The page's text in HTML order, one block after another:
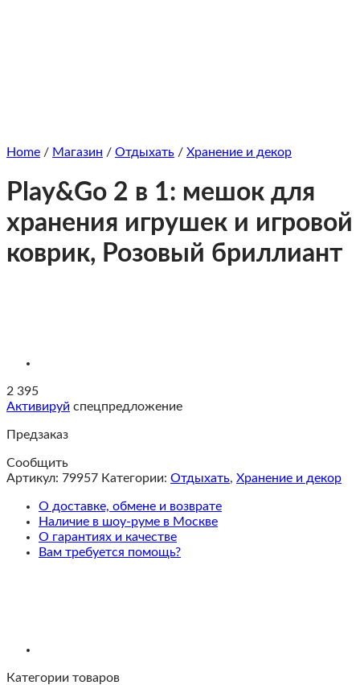
Home / Магазин / Отдыхать / Хранение и декор
Play&Go 2 в 1: мешок для
хранения игрушек и игровой
коврик, Розовый бриллиант
2 395
Активируй спецпредложение
Предзаказ
Сообщить
Артикул: 79957 Категории: Отдыхать, Хранение и декор
О доставке, обмене и возврате
Наличие в шоу-руме в Москве
О гарантиях и качестве
Вам требуется помощь?
Категории товаров